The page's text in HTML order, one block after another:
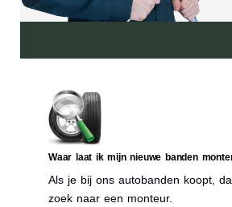
Waar laat ik mijn nieuwe banden
Als je bij ons autobanden koopt,
zoek naar een monteur.